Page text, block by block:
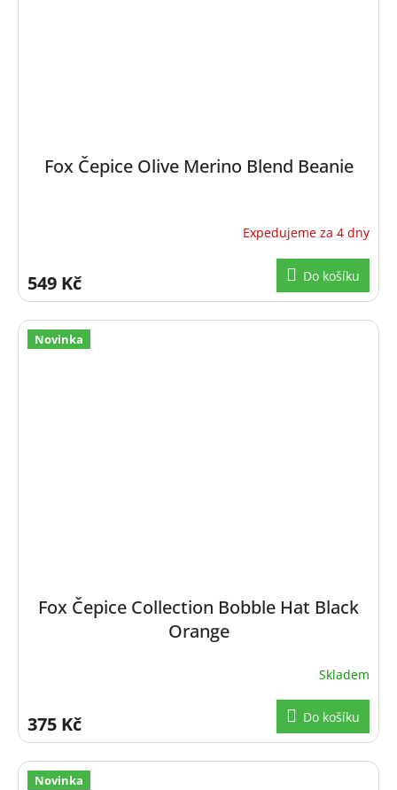
Fox Čepice Olive Merino Blend Beanie
Expedujeme za 4 dny
549 Kč Do košíku
Novinka
Fox Čepice Collection Bobble Hat Black
Orange
Skladem
375 Kč Do košíku
Novinka